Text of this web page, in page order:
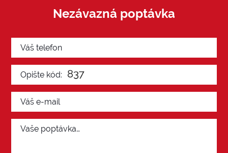
Nezávazná poptávka